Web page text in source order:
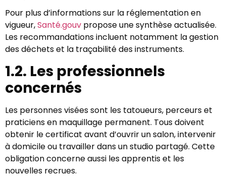
Pour plus d’informations sur la réglementation en
vigueur,Santé.gouv propose une synthèse actualisée.
Les recommandations incluent notamment la gestion
des déchets et la traçabilité des instruments.
1.2. Les professionnels
concernés
Les personnes visées sont les tatoueurs, perceurs et
praticiens en maquillage permanent. Tous doivent
obtenir le certificat avant d’ouvrir un salon, intervenir
à domicile ou travailler dans un studio partagé. Cette
obligation concerne aussi les apprentis et les
nouvelles recrues.